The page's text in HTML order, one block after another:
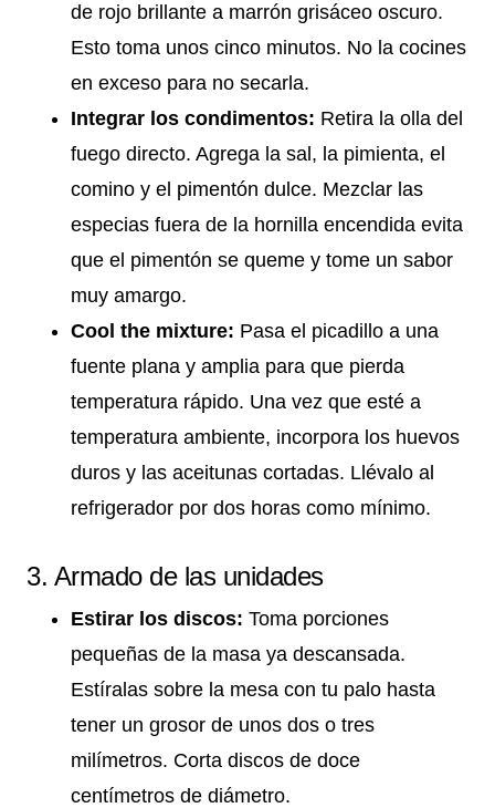
de rojo brillante a marrón grisáceo oscuro.
Esto toma unos cinco minutos. No la cocines
en exceso para no secarla.
Integrar los condimentos: Retira la olla del
fuego directo. Agrega la sal, la pimienta, el
comino y el pimentón dulce. Mezclar las
especias fuera de la hornilla encendida evita
que el pimentón se queme y tome un sabor
muy amargo.
Cool the mixture: Pasa el picadillo a una
fuente plana y amplia para que pierda
temperatura rápido. Una vez que esté a
temperatura ambiente, incorpora los huevos
duros y las aceitunas cortadas. Llévalo al
refrigerador por dos horas como mínimo.
3. Armado de las unidades
Estirar los discos: Toma porciones
pequeñas de la masa ya descansada.
Estíralas sobre la mesa con tu palo hasta
tener un grosor de unos dos o tres
milímetros. Corta discos de doce
centímetros de diámetro.